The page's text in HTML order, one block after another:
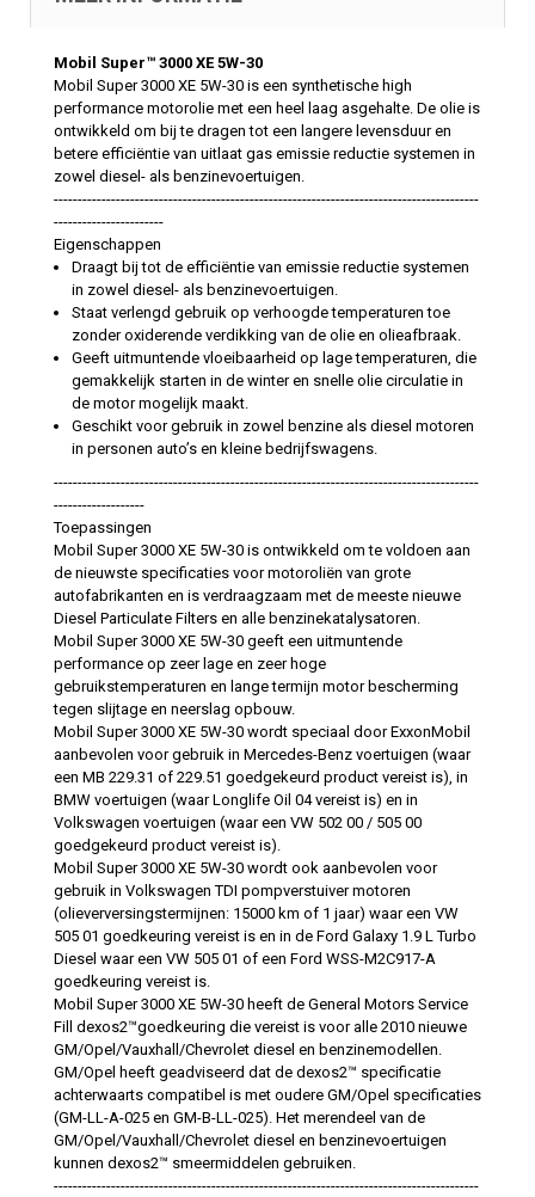
Mobil Super™ 3000 XE 5W-30
Mobil Super 3000 XE 5W-30 is een synthetische high
performance motorolie met een heel laag asgehalte. De olie is
ontwikkeld om bij te dragen tot een langere levensduur en
betere efficiëntie van uitlaat gas emissie reductie systemen in
zowel diesel- als benzinevoertuigen.
-----------------------------------------------------------------------------------------
-----------------------
Eigenschappen
Draagt bij tot de efficiëntie van emissie reductie systemen
in zowel diesel- als benzinevoertuigen.
Staat verlengd gebruik op verhoogde temperaturen toe
zonder oxiderende verdikking van de olie en olieafbraak.
Geeft uitmuntende vloeibaarheid op lage temperaturen, die
gemakkelijk starten in de winter en snelle olie circulatie in
de motor mogelijk maakt.
Geschikt voor gebruik in zowel benzine als diesel motoren
in personen auto’s en kleine bedrijfswagens.
-----------------------------------------------------------------------------------------
-------------------
Toepassingen
Mobil Super 3000 XE 5W-30 is ontwikkeld om te voldoen aan
de nieuwste specificaties voor motoroliën van grote
autofabrikanten en is verdraagzaam met de meeste nieuwe
Diesel Particulate Filters en alle benzinekatalysatoren.
Mobil Super 3000 XE 5W-30 geeft een uitmuntende
performance op zeer lage en zeer hoge
gebruikstemperaturen en lange termijn motor bescherming
tegen slijtage en neerslag opbouw.
Mobil Super 3000 XE 5W-30 wordt speciaal door ExxonMobil
aanbevolen voor gebruik in Mercedes-Benz voertuigen (waar
een MB 229.31 of 229.51 goedgekeurd product vereist is), in
BMW voertuigen (waar Longlife Oil 04 vereist is) en in
Volkswagen voertuigen (waar een VW 502 00 / 505 00
goedgekeurd product vereist is).
Mobil Super 3000 XE 5W-30 wordt ook aanbevolen voor
gebruik in Volkswagen TDI pompverstuiver motoren
(olieverversingstermijnen: 15000 km of 1 jaar) waar een VW
505 01 goedkeuring vereist is en in de Ford Galaxy 1.9 L Turbo
Diesel waar een VW 505 01 of een Ford WSS-M2C917-A
goedkeuring vereist is.
Mobil Super 3000 XE 5W-30 heeft de General Motors Service
Fill dexos2™goedkeuring die vereist is voor alle 2010 nieuwe
GM/Opel/Vauxhall/Chevrolet diesel en benzinemodellen.
GM/Opel heeft geadviseerd dat de dexos2™ specificatie
achterwaarts compatibel is met oudere GM/Opel specificaties
(GM-LL-A-025 en GM-B-LL-025). Het merendeel van de
GM/Opel/Vauxhall/Chevrolet diesel en benzinevoertuigen
kunnen dexos2™ smeermiddelen gebruiken.
-----------------------------------------------------------------------------------------